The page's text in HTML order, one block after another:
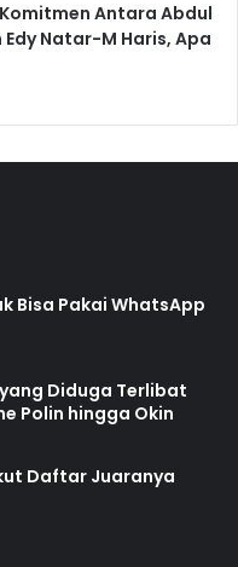
Antara Abdul
Natar-M Haris, Apa
Bisa Pakai WhatsApp
Diduga Terlibat
Polin hingga Okin
Daftar Juaranya